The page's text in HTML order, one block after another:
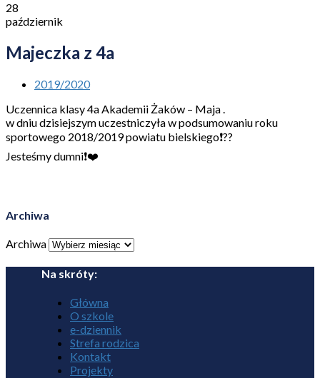
28
październik
Majeczka z 4a
2019/2020
Uczennica klasy 4a Akademii Żaków – Maja .
w dniu dzisiejszym uczestniczyła w podsumowaniu roku
sportowego 2018/2019 powiatu bielskiego❗️??
Jesteśmy dumni❗️❤️
Archiwa
Archiwa
Na skróty:
Główna
O szkole
e-dziennik
Strefa rodzica
Kontakt
Projekty